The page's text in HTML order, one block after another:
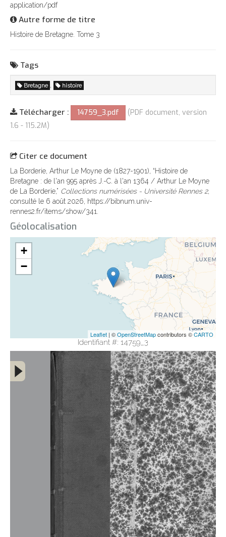
application/pdf
Autre forme de titre
Histoire de Bretagne. Tome 3
Tags
Bretagne , histoire
Télécharger : 14759_3.pdf
(PDF document, version
1.6 - 115.2M)
Citer ce document
La Borderie, Arthur Le Moyne de (1827-1901), “Histoire de
Bretagne : de l'an 995 après J.-C. à l'an 1364 / Arthur Le Moyne
de La Borderie,” Collections numérisées - Université Rennes 2,
consulté le 6 août 2026, https://bibnum.univ-
rennes2.fr/items/show/341.
Géolocalisation
+
−
Leaflet | ©OpenStreetMapcontributors ©CARTO
Identifiant #: 14759_3